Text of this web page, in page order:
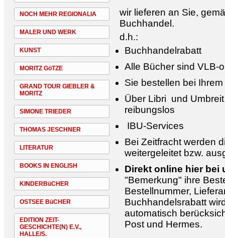
NOCH MEHR REGIONALIA
MALER UND WERK
KUNST
MORITZ GöTZE
GRAND TOUR GIEBLER &
MORITZ
SIMONE TRIEDER
THOMAS JESCHNER
LITERATUR
BOOKS IN ENGLISH
KINDERBüCHER
OSTSEE BüCHER
EDITION ZEIT-
GESCHICHTE(N) E.V.,
HALLE/S.
wir lieferen an Sie,
Buchhandel.
d.h.:
Buchhandelrabatt
Alle Bücher sind VLB-
Sie bestellen bei Ihrem
Über Libri und
reibungslos
IBU-Services
Bei Zeitfracht werden
weitergeleitet bzw.
Direkt online hier bei
"Bemerkung" ihre
Bestellnummer,
Buchhandelsrabatt
automatisch
Post und Hermes.